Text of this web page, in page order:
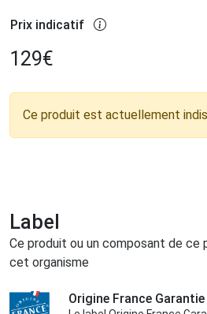
Prix indicatif
129€
Ce produit est actuellement
Label
Ce produit ou un composant de
cet organisme
Origine France Garantie